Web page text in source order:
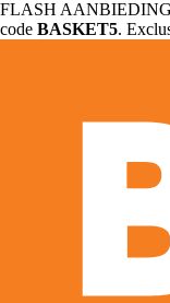
FLASH AANBIEDING:
code BASKET5.